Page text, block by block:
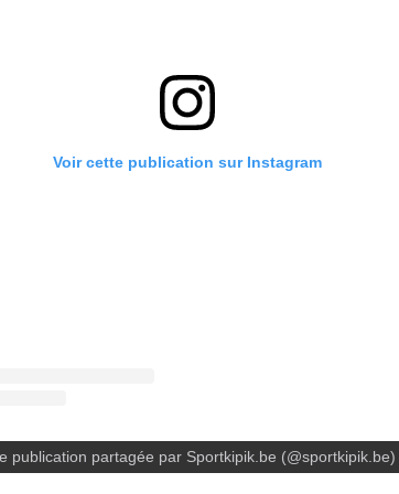
Voir cette publication sur Instagram
publication partagée par Sportkipik.be (@sportkipik.be)